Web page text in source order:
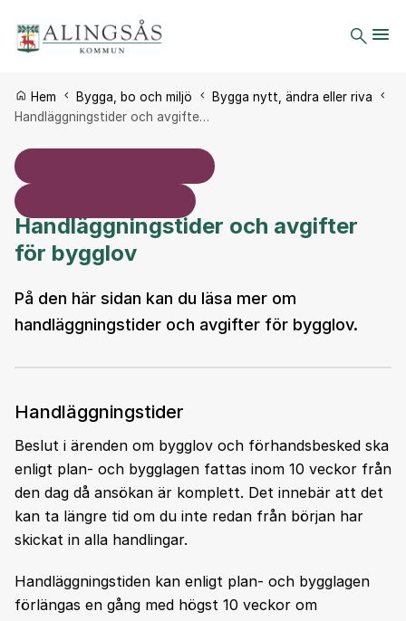
Du är här:
Hem Bygga, bo och miljö
Bygga nytt, ändra eller riva
Handläggningstider och avgifte…
Handläggningstider och avgifter
för bygglov
På den här sidan kan du läsa mer om
handläggningstider och avgifter för bygglov.
Handläggningstider
Beslut i ärenden om bygglov och förhandsbesked ska
enligt plan- och bygglagen fattas inom 10 veckor från
den dag då ansökan är komplett. Det innebär att det
kan ta längre tid om du inte redan från början har
skickat in alla handlingar.
Handläggningstiden kan enligt plan- och bygglagen
förlängas en gång med högst 10 veckor om